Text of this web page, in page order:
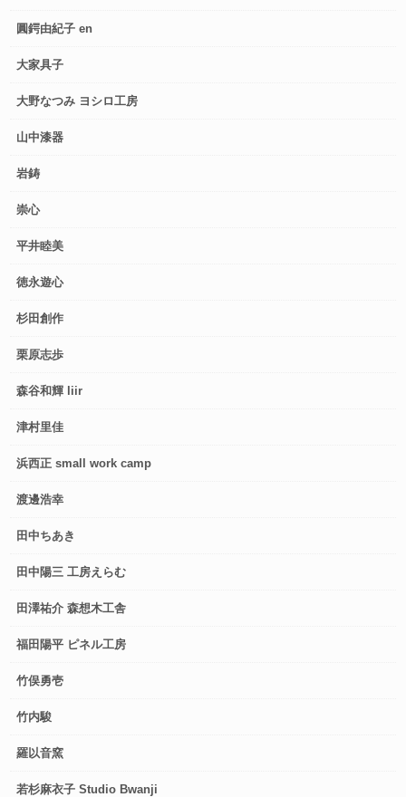
圓鍔由紀子 en
大家具子
大野なつみ ヨシロ工房
山中漆器
岩鋳
崇心
平井睦美
徳永遊心
杉田創作
栗原志歩
森谷和輝 liir
津村里佳
浜西正 small work camp
渡邊浩幸
田中ちあき
田中陽三 工房えらむ
田澤祐介 森想木工舎
福田陽平 ピネル工房
竹俣勇壱
竹内駿
羅以音窯
若杉麻衣子 Studio Bwanji